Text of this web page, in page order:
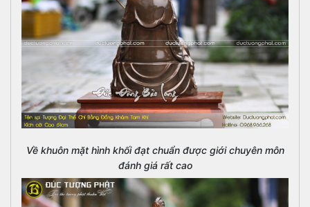
Về khuôn mặt hình khối đạt chuẩn được giới chuyên môn
đánh giá rất cao